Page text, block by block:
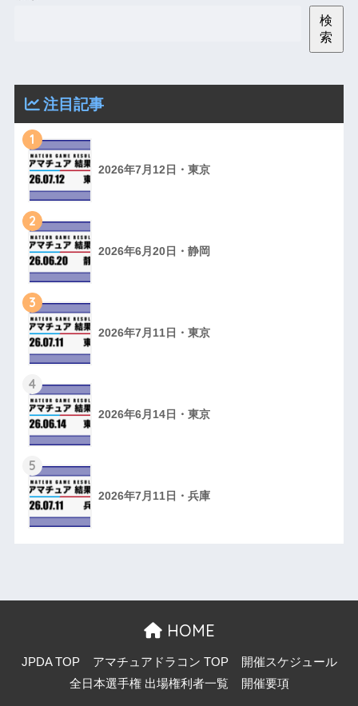
検
索
注目記事
1
2026年7月12日・東京
2
2026年6月20日・静岡
3
2026年7月11日・東京
4
2026年6月14日・東京
5
2026年7月11日・兵庫
HOME
JPDA TOP アマチュアドラコン TOP
開催スケジュール
全日本選手権 出場権利者一覧
開催要項